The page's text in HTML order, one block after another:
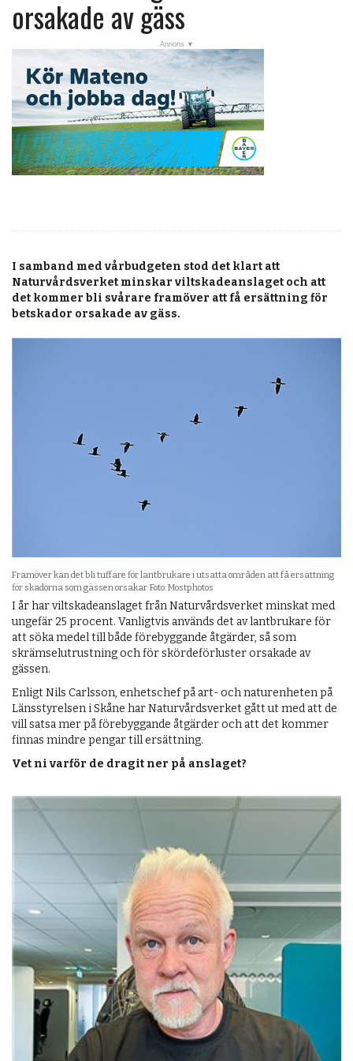
Veckans nyheter
RSS-flöde
OPINION
KALENDER
MARKNAD
ANNONSERA
PRENUMERERA
OM OSS
orsakade av gäss
I samband med vårbudgeten stod det klart att
Naturvårdsverket minskar viltskadeanslaget och att
det kommer bli svårare framöver att få ersättning för
betskador orsakade av gäss.
Framöver kan det bli tuffare för lantbrukare i utsatta områden att få ersättning
för skadorna som gässen orsakar. Foto: Mostphotos
I år har viltskadeanslaget från Naturvårdsverket minskat med
ungefär 25 procent. Vanligtvis används det av lantbrukare för
att söka medel till både förebyggande åtgärder, så som
skrämselutrustning och för skördeförluster orsakade av
gässen.
Enligt Nils Carlsson, enhetschef på art- och naturenheten på
Länsstyrelsen i Skåne har Naturvårdsverket gått ut med att de
vill satsa mer på förebyggande åtgärder och att det kommer
finnas mindre pengar till ersättning.
Vet ni varför de dragit ner på anslaget?